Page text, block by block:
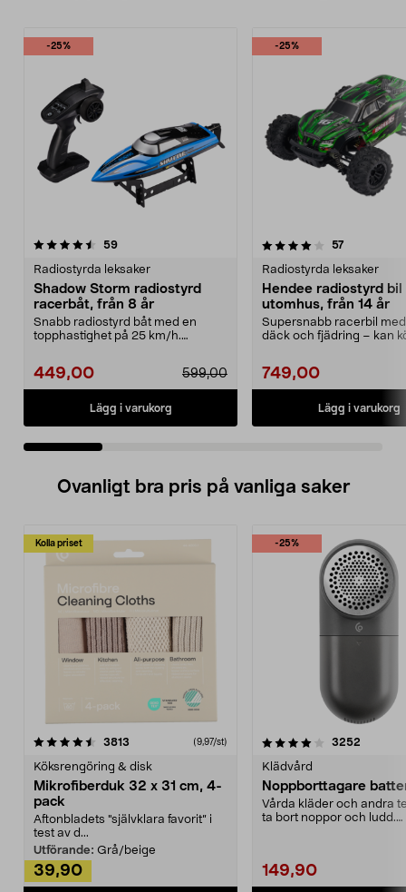
-25%
59recensioner
Radiostyrda leksaker
Shadow Storm radiostyrd
racerbåt, från 8 år
Snabb radiostyrd båt med en
topphastighet på 25 km/h.
449,00 599,00
Lägg i varukorg
-25%
4.0 av 5 stjärnor 57recensioner
Radiostyrda leksaker
Hendee radiostyrd bil
utomhus, från 14 år
Supersnabb racerbil
däck och fjädring – kan
749,00
Lägg i varukorg
4.0 av 5 stjärnor
Ovanligt bra pris på vanliga saker
Kolla priset
3813 (9,97/st)
Köksrengöring & disk
Mikrofiberduk 32 x 31 cm, 4-
pack
Aftonbladets "självklara favorit” i
test av d...
Utförande: Grå/beige
39,90
-25%
4.0av 5 stjärnor 3252
Klädvård
Noppborttagare
Vårda kläder och andra
ta bort noppor och ludd.
149,90
4.5av 5 stjärnor